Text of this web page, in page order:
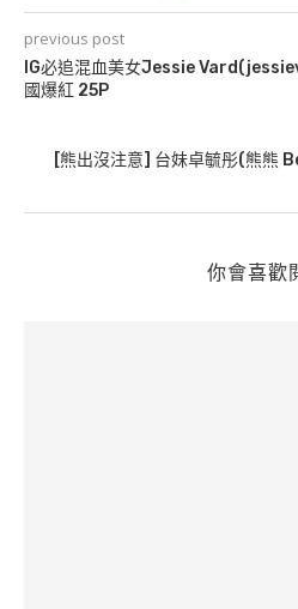
previous post
IG必追混血美女Jessie
國爆紅 25P
[熊出沒注意] 台妹卓毓彤(熊熊
你會喜歡